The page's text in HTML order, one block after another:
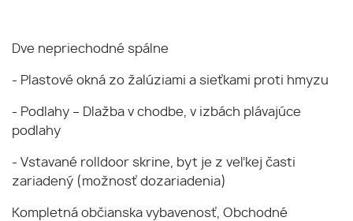
Dve nepriechodné spálne
- Plastové okná zo žalúziami a sieťkami proti hmyzu
- Podlahy – Dlažba v chodbe, v izbách plávajúce
podlahy
- Vstavané rolldoor skrine, byt je z veľkej časti
zariadený (možnosť dozariadenia)
Kompletná občianska vybavenosť, Obchodné